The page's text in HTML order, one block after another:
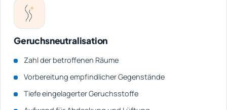
Geruchsneutralisation
Zahl der betroffenen Räume
Vorbereitung empfindlicher Gegenstände
Tiefe eingelagerter Geruchsstoffe